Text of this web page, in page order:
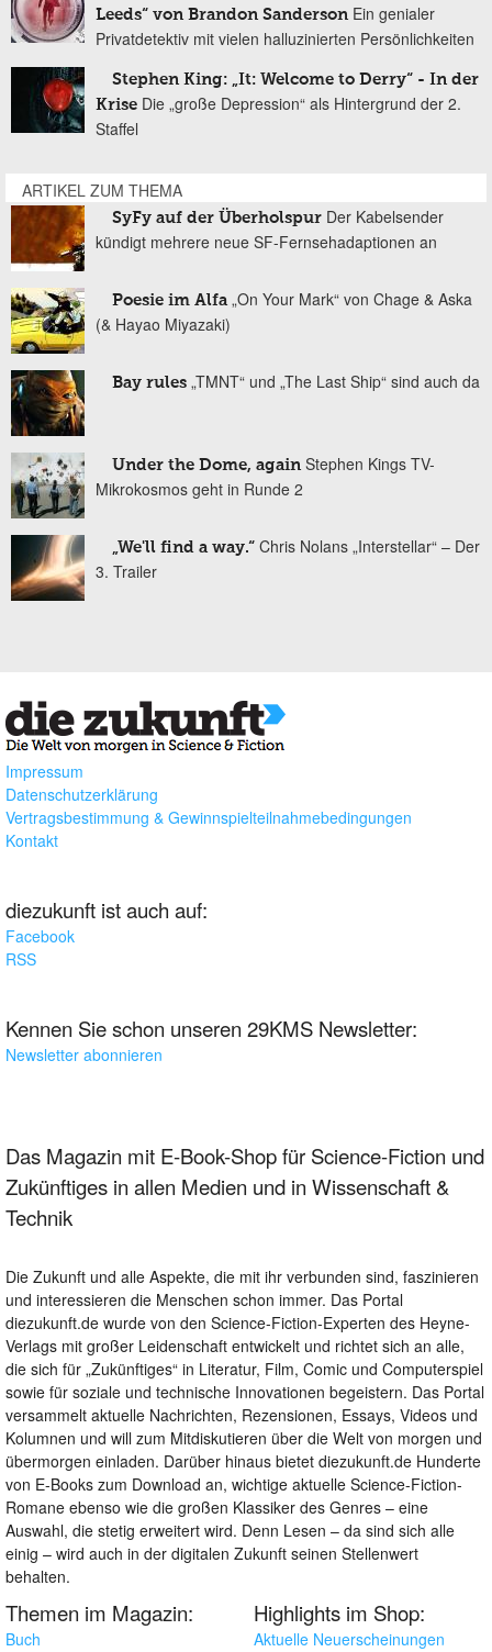
Leeds“ von Brandon Sanderson Ein genialer
Privatdetektiv mit vielen halluzinierten Persönlichkeiten
Stephen King: „It: Welcome to Derry“ - In der
Krise Die „große Depression“ als Hintergrund der 2.
Staffel
ARTIKEL ZUM THEMA
SyFy auf der Überholspur Der Kabelsender
kündigt mehrere neue SF-Fernsehadaptionen an
Poesie im Alfa „On Your Mark“ von Chage & Aska
(& Hayao Miyazaki)
Bay rules „TMNT“ und „The Last Ship“ sind auch da
Under the Dome, again Stephen Kings TV-
Mikrokosmos geht in Runde 2
„We'll find a way.“ Chris Nolans „Interstellar“ – Der
3. Trailer
Impressum
Datenschutzerklärung
Vertragsbestimmung & Gewinnspielteilnahmebedingungen
Kontakt
diezukunft ist auch auf:
Facebook
RSS
Kennen Sie schon unseren 29KMS Newsletter:
Newsletter abonnieren
Das Magazin mit E-Book-Shop für Science-Fiction und
Zukünftiges in allen Medien und in Wissenschaft &
Technik
Die Zukunft und alle Aspekte, die mit ihr verbunden sind, faszinieren
und interessieren die Menschen schon immer. Das Portal
diezukunft.de wurde von den Science-Fiction-Experten des Heyne-
Verlags mit großer Leidenschaft entwickelt und richtet sich an alle,
die sich für „Zukünftiges“ in Literatur, Film, Comic und Computerspiel
sowie für soziale und technische Innovationen begeistern. Das Portal
versammelt aktuelle Nachrichten, Rezensionen, Essays, Videos und
Kolumnen und will zum Mitdiskutieren über die Welt von morgen und
übermorgen einladen. Darüber hinaus bietet diezukunft.de Hunderte
von E-Books zum Download an, wichtige aktuelle Science-Fiction-
Romane ebenso wie die großen Klassiker des Genres – eine
Auswahl, die stetig erweitert wird. Denn Lesen – da sind sich alle
einig – wird auch in der digitalen Zukunft seinen Stellenwert
behalten.
Themen im Magazin:
Buch
Highlights im Shop:
Aktuelle Neuerscheinungen